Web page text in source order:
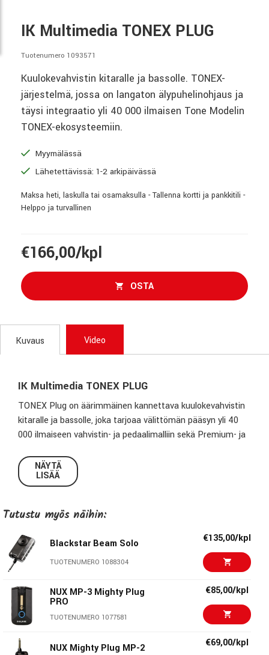
IK Multimedia TONEX PLUG
Tuotenumero 1093571
Kuulokevahvistin kitaralle ja bassolle. TONEX-
järjestelmä, jossa on langaton älypuhelinohjaus ja
täysi integraatio yli 40 000 ilmaisen Tone Modelin
TONEX-ekosysteemiin.
Myymälässä
Lähetettävissä: 1-2 arkipäivässä
Maksa heti, laskulla tai osamaksulla - Tallenna kortti ja pankkitili -
Helppo ja turvallinen
€166,00/kpl
OSTA
Kuvaus Video
IK Multimedia TONEX PLUG
TONEX Plug on äärimmäinen kannettava kuulokevahvistin
kitaralle ja bassolle, joka tarjoaa välittömän pääsyn yli 40
000 ilmaiseen vahvistin- ja pedaalimalliin sekä Premium- ja
teknologian ansiosta TONEX Plug tarjoaa saman
studiotasoisen soundin kuin TONEX Pedal ja TONEX ONE
Sisäänrakennetun Bluetoothin ja mukana tulevan TONEX
Control -sovelluksen (iOS/Android) avulla käyttäjät voivat
harjoitella tai soittaa missä tahansa, suoratoistaa ääntä
sekä selata ja muokata presettejä sovelluksessa, ja sitten
ladata ne langattomasti TONEX Plug -laitteeseen.
TONEX Plug – yleiskatsaus
Kuulokevahvistin kitaralle ja bassolle, jossa AI Machine
Modeling™ -teknologia
NÄYTÄ
LISÄÄ
Tutustu myös näihin:
Blackstar Beam Solo
TUOTENUMERO 1088304
€135,00/kpl
NUX MP-3 Mighty Plug
PRO
TUOTENUMERO 1077581
€85,00/kpl
NUX Mighty Plug MP-2 €69,00/kpl